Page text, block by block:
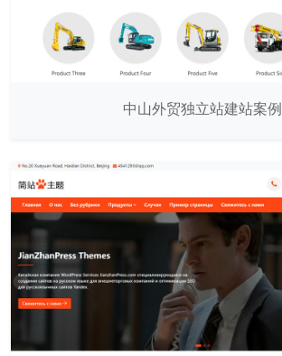
中山外贸独立站建站案例